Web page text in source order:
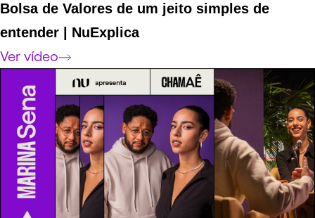
Link externo para o vídeo
Bolsa de Valores de um jeito simples de
entender | NuExplica
Ver vídeo